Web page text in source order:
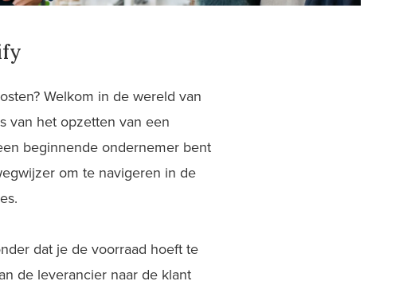
Welkom in de wereld van
van het opzetten van een
beginnende ondernemer bent
om te navigeren in de
dat je de voorraad hoeft te
de leverancier naar de klant